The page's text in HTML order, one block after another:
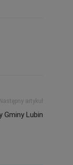
Następny artykuł
Gminy Lubin